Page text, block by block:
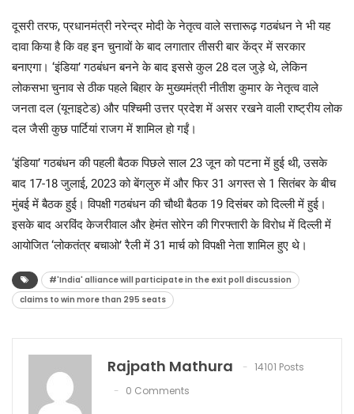
दूसरी तरफ, प्रधानमंत्री नरेन्द्र मोदी के नेतृत्व वाले सत्तारूढ़ गठबंधन ने भी यह
दावा किया है कि वह इन चुनावों के बाद लगातार तीसरी बार केंद्र में सरकार
बनाएगा। ‘इंडिया’ गठबंधन बनने के बाद इससे कुल 28 दल जुड़े थे, लेकिन
लोकसभा चुनाव से ठीक पहले बिहार के मुख्यमंत्री नीतीश कुमार के नेतृत्व वाले
जनता दल (यूनाइटेड) और पश्चिमी उत्तर प्रदेश में असर रखने वाली राष्ट्रीय लोक
दल जैसी कुछ पार्टियां राजग में शामिल हो गईं।
‘इंडिया’ गठबंधन की पहली बैठक पिछले साल 23 जून को पटना में हुई थी, उसके
बाद 17-18 जुलाई, 2023 को बेंगलुरु में और फिर 31 अगस्त से 1 सितंबर के बीच
मुंबई में बैठक हुई। विपक्षी गठबंधन की चौथी बैठक 19 दिसंबर को दिल्ली में हुई।
इसके बाद अरविंद केजरीवाल और हेमंत सोरेन की गिरफ्तारी के विरोध में दिल्ली में
आयोजित ‘लोकतंत्र बचाओ’ रैली में 31 मार्च को विपक्षी नेता शामिल हुए थे।
#'India' alliance will participate in the exit poll discussion
claims to win more than 295 seats
Rajpath Mathura
14101 Posts
0 Comments